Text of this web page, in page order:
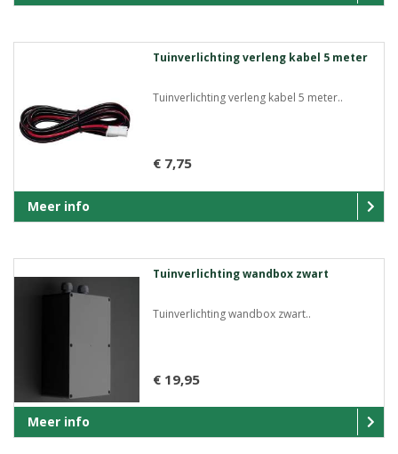
Tuinverlichting verleng kabel 5 meter
Tuinverlichting verleng kabel 5 meter..
€ 7,75
Meer info
Tuinverlichting wandbox zwart
Tuinverlichting wandbox zwart..
€ 19,95
Meer info